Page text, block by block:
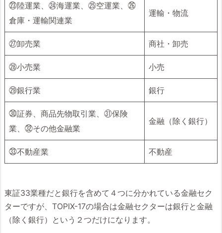
㉓陸運業、㉔海運業、㉕空運業、㉖
倉庫・運輸関連業
運輸・物流
㉗卸売業 商社・卸売
㉘小売業 小売
㉙銀行業 銀行
㉚証券、商品先物取引業、㉛保険
業、㉜その他金融業
金融（除く銀行）
㉝不動産業 不動産
東証33業種だと銀行を含めて４つに分かれている金融セク
ターですが、TOPIX-17の場合は金融セクターは銀行と金融
（除く銀行）という２つだけになります。